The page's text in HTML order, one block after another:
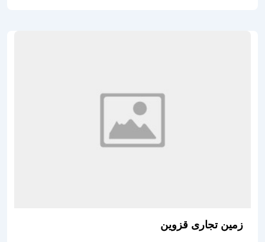
زمین تجاری قزوین